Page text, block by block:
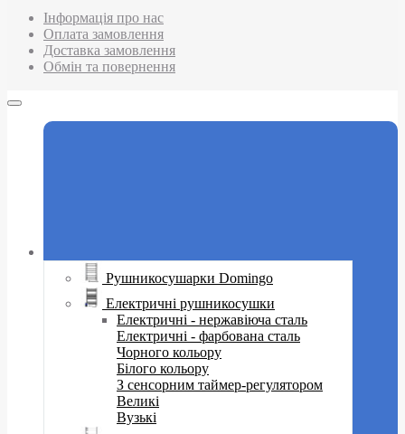
Інформація про нас
Оплата замовлення
Доставка замовлення
Обмін та повернення
Рушникосушарки Domingo
Електричні рушникосушки
Електричні - нержавіюча сталь
Електричні - фарбована сталь
Чорного кольору
Білого кольору
З сенсорним таймер-регулятором
Великі
Вузькі